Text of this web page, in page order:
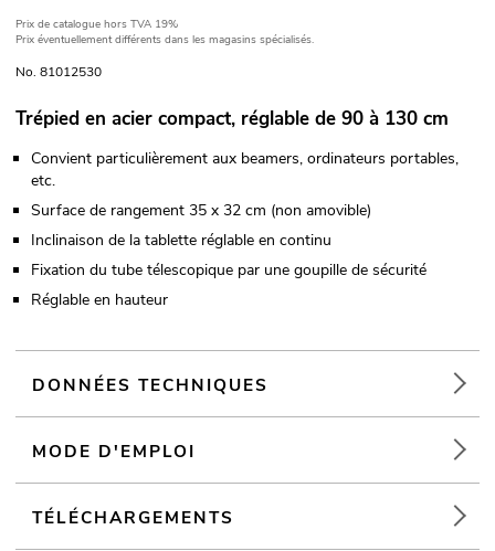
Prix de catalogue hors TVA 19%
Prix éventuellement différents dans les magasins spécialisés.
No. 81012530
Trépied en acier compact, réglable de 90 à 130 cm
Convient particulièrement aux beamers, ordinateurs portables,
etc.
Surface de rangement 35 x 32 cm (non amovible)
Inclinaison de la tablette réglable en continu
Fixation du tube télescopique par une goupille de sécurité
Réglable en hauteur
DONNÉES TECHNIQUES
MODE D'EMPLOI
TÉLÉCHARGEMENTS